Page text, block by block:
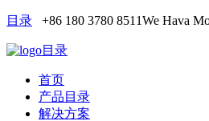
目录 +86 180 3780 8511We Hava
目录
首页
产品目录
解决方案